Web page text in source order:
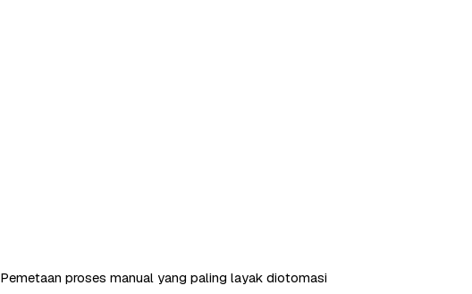
Pemetaan proses manual yang paling layak diotomasi